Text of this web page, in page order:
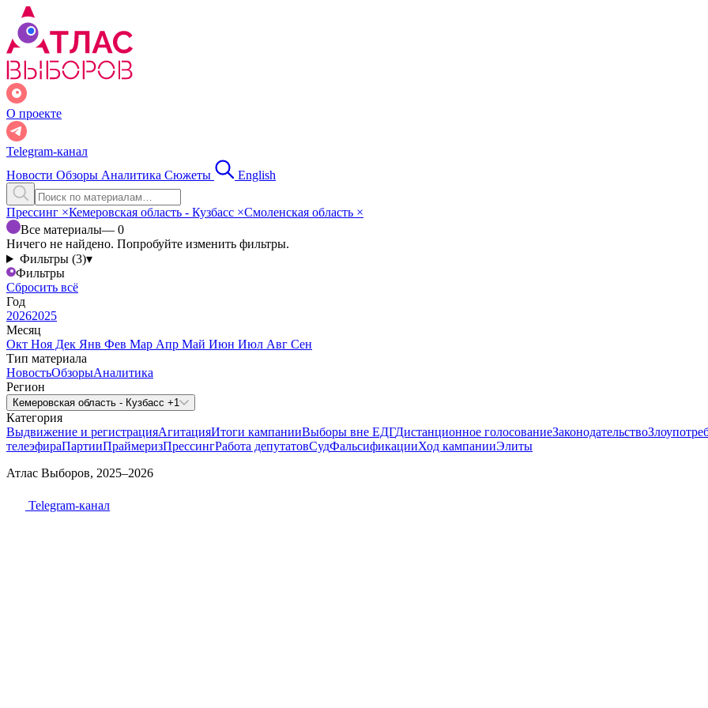
О проекте
Telegram-канал
Новости Обзоры Аналитика Сюжеты English
Прессинг ×Кемеровская область - Кузбасс ×Смоленская область ×
Все материалы— 0
Ничего не найдено. Попробуйте изменить фильтры.
Фильтры (3)▾
Фильтры
Сбросить всё
Год
20262025
Месяц
Окт Ноя Дек Янв Фев Мар Апр Май Июн Июл Авг Сен
Тип материала
НовостьОбзорыАналитика
Регион
Кемеровская область - Кузбасс +1
Категория
Выдвижение и регистрацияАгитацияИтоги кампанииВыборы вне ЕДГДистанционное голосованиеЗаконодательство
телеэфираПартииПраймеризПрессингРабота депутатовСудФальсификацииХод кампанииЭлиты
Атлас Выборов, 2025–2026
Telegram-канал